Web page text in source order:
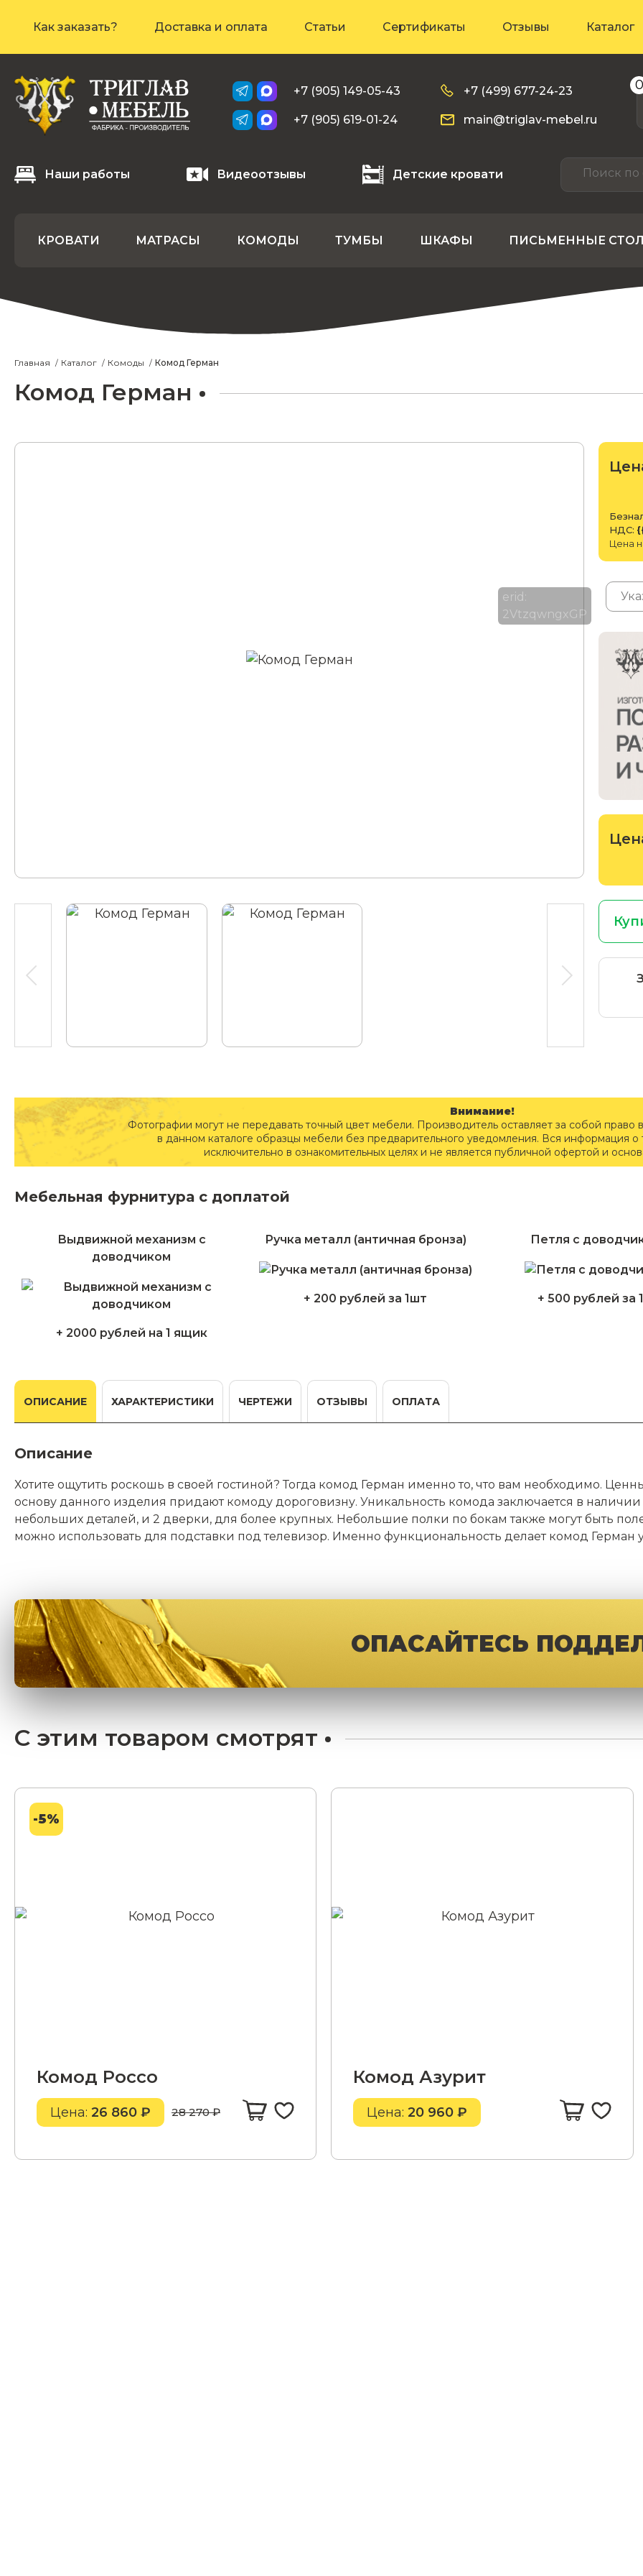
Как заказать? Доставка и оплата Статьи Сертификаты Отзывы Каталог
+7 (905) 149-05-43
+7 (905) 619-01-24
+7 (499) 677-24-23
main@triglav-mebel.ru
0
Наши работы Видеоотзывы Детские кровати
КРОВАТИ МАТРАСЫ КОМОДЫ ТУМБЫ ШКАФЫ ПИСЬМЕННЫЕ
Главная Каталог Комоды Комод Герман
Комод Герман
НДС:
Цена
erid:
2VtzqwngxGP
Внимание!
Фотографии могут не передавать точный цвет мебели. Производитель оставляет за собой право
в данном каталоге образцы мебели без предварительного уведомления. Вся информация о
исключительно в ознакомительных целях и не является публичной офертой и
Мебельная фурнитура с доплатой
Выдвижной механизм с
доводчиком
+ 2000 рублей на 1 ящик
Ручка металл (античная бронза)
+ 200 рублей за 1шт
Петля с
+ 500 рублей за
ОПИСАНИЕ ХАРАКТЕРИСТИКИ ЧЕРТЕЖИ ОТЗЫВЫ ОПЛАТА
Описание
Хотите ощутить роскошь в своей гостиной? Тогда комод Герман именно то, что вам необходимо.
основу данного изделия придают комоду дороговизну. Уникальность комода заключается в
небольших деталей, и 2 дверки, для более крупных. Небольшие полки по бокам также могут быть
можно использовать для подставки под телевизор. Именно функциональность делает комод Герман
ОПАСАЙТЕСЬ
С этим товаром смотрят
-5%
Комод Россо
Цена: 26 860 ₽ 28 270 ₽
Комод Азурит
Цена: 20 960 ₽